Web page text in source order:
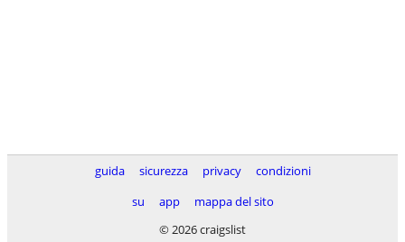
guida sicurezza privacy
condizioni
su
app
mappa del sito
© 2026 craigslist